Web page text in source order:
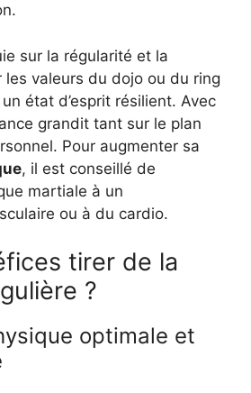
sur la régularité et la
les valeurs du dojo ou du ring
état d’esprit résilient. Avec
grandit tant sur le plan
Pour augmenter sa
, il est conseillé de
martiale à un
ou à du cardio.
tirer de la
?
optimale et